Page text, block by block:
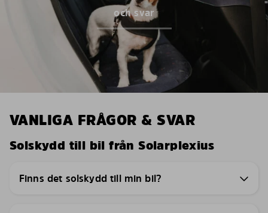
och svar
VANLIGA FRÅGOR & SVAR
Solskydd till bil från Solarplexius
Finns det solskydd till min bil?